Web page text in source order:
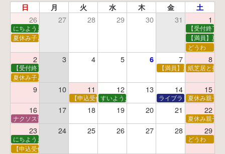
日 月 火 水 木 金 土
26 27 28 29 30 31 1
にちようえほん
【受付終了
夏休み子ども映画会
【満員】夏
どうわ
2 3 4 5 6 7 8
【受付終了】親子で挑戦！調べ学習ワークショップ 【満員】夏休み科学あ
紙芝居と折
夏休み子ども平和映画会
9 10 11 12 13 14 15
【申込受付中】夏休みおはなし工作会
すいようえほん ライブラリーシアター
夏休み親子
16 17 18 19 20 21 22
ナクソス音楽会 第5回 NHK交響楽団創立100年 夏休み親子
23 24 25 26 27 28 29
にちようえほん
どうわ
【申込受付中】ゆうべのこわ～いおはなし会